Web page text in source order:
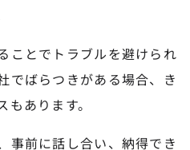
ことでトラブルを避けられ
でばらつきがある場合、き
あります。
事前に話し合い、納得でき